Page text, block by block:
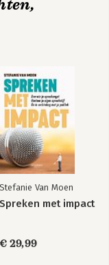
organisatie
analyse
Stefanie Van Moen
Spreken met impact
€ 29,99